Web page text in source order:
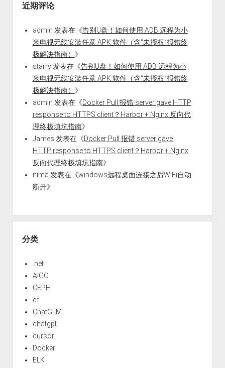
近期评论
admin 发表在《告别U盘！如何使用 ADB 远程为小
米电视无线安装任意 APK 软件（含“未授权”报错终
极解决指南） 》
starry发表在《告别U盘！如何使用 ADB 远程为小
米电视无线安装任意 APK 软件（含“未授权”报错终
极解决指南） 》
admin 发表在《Docker Pull 报错 server gave HTTP
response to HTTPS client？Harbor + Nginx 反向代
理终极填坑指南》
James 发表在《Docker Pull 报错 server gave
HTTP response to HTTPS client？Harbor + Nginx
反向代理终极填坑指南》
nima 发表在《windows远程桌面连接之后WiFi自动
断开》
分类
.net
AIGC
CEPH
cf
ChatGLM
chatgpt
cursor
Docker
ELK